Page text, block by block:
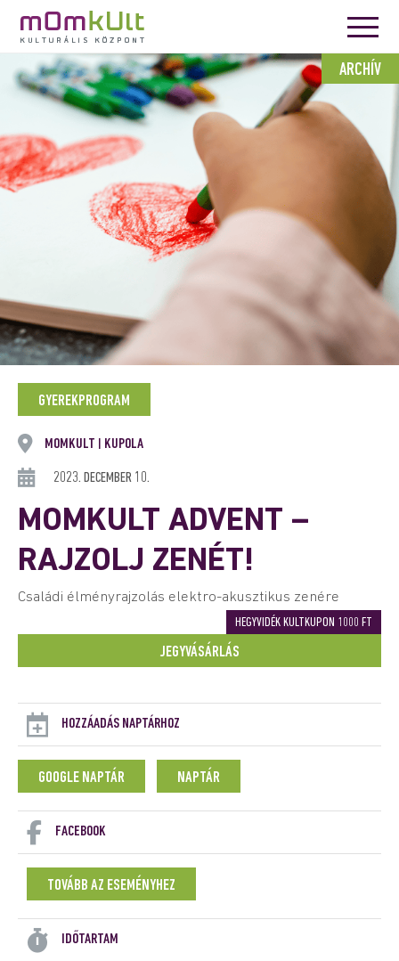
ARCHÍV
GYEREKPROGRAM
MOMKULT KUPOLA
2023. DECEMBER 10.
MOMKULT ADVENT –
RAJZOLJ ZENÉT!
Családi élményrajzolás elektro-akusztikus zenére
HEGYVIDÉK KULTKUPON 1000 FT
JEGYVÁSÁRLÁS
HOZZÁADÁS NAPTÁRHOZ
GOOGLE NAPTÁR NAPTÁR
FACEBOOK
TOVÁBB AZ ESEMÉNYHEZ
IDŐTARTAM